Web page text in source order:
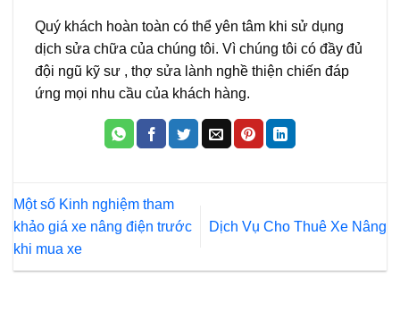
Quý khách hoàn toàn có thể yên tâm khi sử dụng
dịch sửa chữa của chúng tôi. Vì chúng tôi có đầy đủ
đội ngũ kỹ sư , thợ sửa lành nghề thiện chiến đáp
ứng mọi nhu cầu của khách hàng.
Một số Kinh nghiệm tham
khảo giá xe nâng điện trước
khi mua xe
Dịch Vụ Cho Thuê Xe Nâng